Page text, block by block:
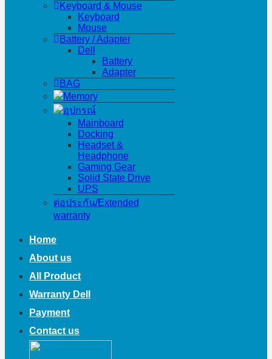
Keyboard & Mouse
Keyboard
Mouse
Battery / Adapter
Dell
Battery
Adapter
BAG
Memory
อุปกรณ์
Mainboard
Docking
Headset &
Headphone
Gaming Gear
Solid State Drive
UPS
ต่อประกัน/Extended
warranty
Home
About us
All Product
Warranty Dell
Payment
Contact us